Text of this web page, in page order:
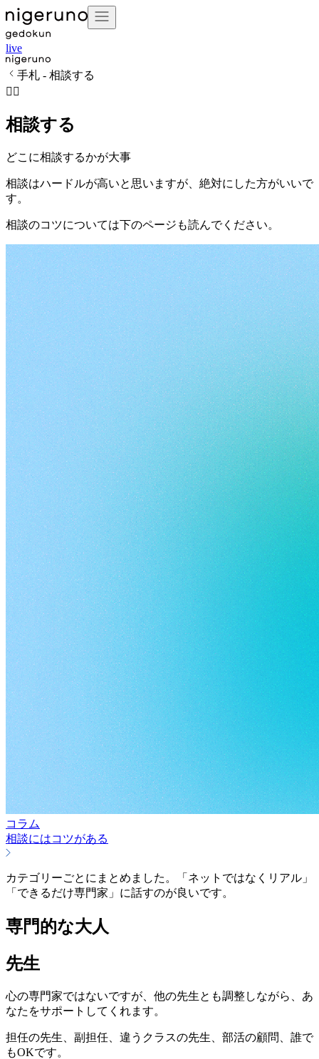
live
手札 - 相談する
🧑‍⚕️
相談する
どこに相談するかが大事
相談はハードルが高いと思いますが、絶対にした方がいいで
す。
相談のコツについては下のページも読んでください。
コラム
相談にはコツがある
カテゴリーごとにまとめました。「ネットではなくリアル」
「できるだけ専門家」に話すのが良いです。
専門的な大人
先生
心の専門家ではないですが、他の先生とも調整しながら、あ
なたをサポートしてくれます。
担任の先生、副担任、違うクラスの先生、部活の顧問、誰で
もOKです。